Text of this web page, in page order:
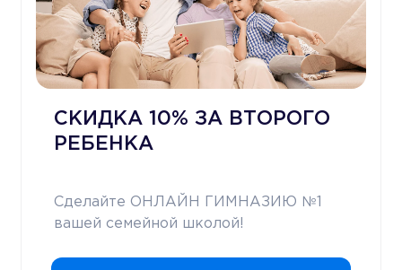
СКИДКА 10% ЗА ВТОРОГО
РЕБЕНКА
Сделайте ОНЛАЙН ГИМНАЗИЮ №1
вашей семейной школой!